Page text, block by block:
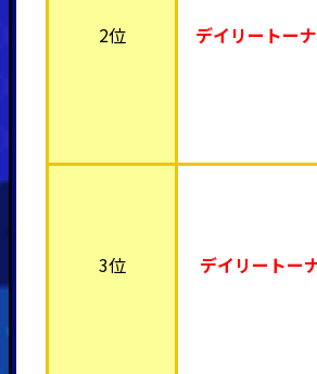
2位 デイリートー
3位 デイリートー